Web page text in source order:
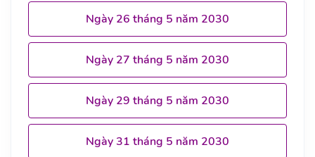
Ngày 26 tháng 5 năm 2030
Ngày 27 tháng 5 năm 2030
Ngày 29 tháng 5 năm 2030
Ngày 31 tháng 5 năm 2030